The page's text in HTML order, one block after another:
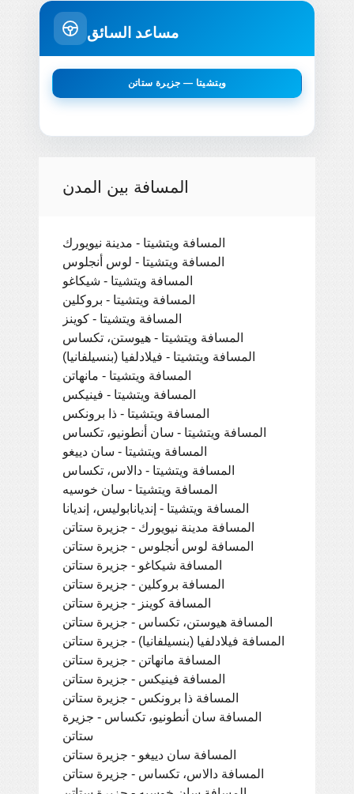
مساعد السائق
ويتشيتا — جزيرة ستاتن
المسافة بين المدن
المسافة ويتشيتا - مدينة نيويورك
المسافة ويتشيتا - لوس أنجلوس
المسافة ويتشيتا - شيكاغو
المسافة ويتشيتا - بروكلين
المسافة ويتشيتا - كوينز
المسافة ويتشيتا - هيوستن، تكساس
المسافة ويتشيتا - فيلادلفيا (بنسيلفانيا)
المسافة ويتشيتا - مانهاتن
المسافة ويتشيتا - فينيكس
المسافة ويتشيتا - ذا برونكس
المسافة ويتشيتا - سان أنطونيو، تكساس
المسافة ويتشيتا - سان دييغو
المسافة ويتشيتا - دالاس، تكساس
المسافة ويتشيتا - سان خوسيه
المسافة ويتشيتا - إنديانابوليس، إنديانا
المسافة مدينة نيويورك - جزيرة ستاتن
المسافة لوس أنجلوس - جزيرة ستاتن
المسافة شيكاغو - جزيرة ستاتن
المسافة بروكلين - جزيرة ستاتن
المسافة كوينز - جزيرة ستاتن
المسافة هيوستن، تكساس - جزيرة ستاتن
المسافة فيلادلفيا (بنسيلفانيا) - جزيرة ستاتن
المسافة مانهاتن - جزيرة ستاتن
المسافة فينيكس - جزيرة ستاتن
المسافة ذا برونكس - جزيرة ستاتن
المسافة سان أنطونيو، تكساس - جزيرة
ستاتن
المسافة سان دييغو - جزيرة ستاتن
المسافة دالاس، تكساس - جزيرة ستاتن